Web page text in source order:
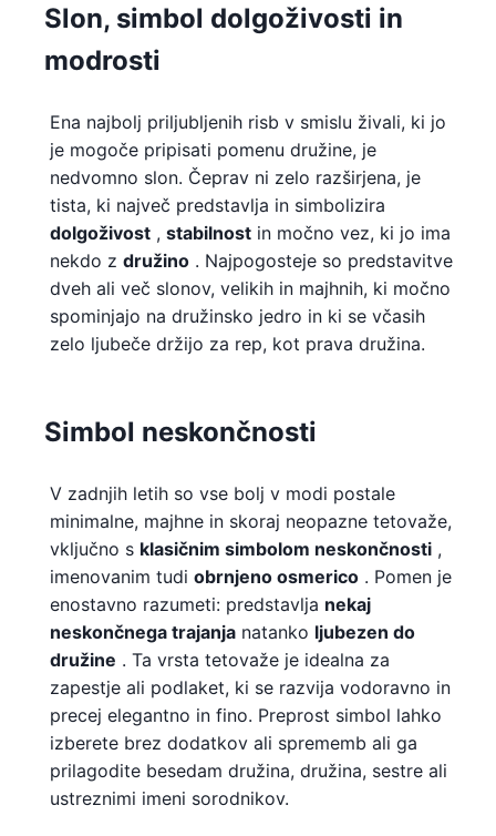
Slon, simbol dolgoživosti in
modrosti
Ena najbolj priljubljenih risb v smislu živali, ki jo
je mogoče pripisati pomenu družine, je
nedvomno slon. Čeprav ni zelo razširjena, je
tista, ki največ predstavlja in simbolizira
dolgoživost , stabilnost in močno vez, ki jo ima
nekdo z družino . Najpogosteje so predstavitve
dveh ali več slonov, velikih in majhnih, ki močno
spominjajo na družinsko jedro in ki se včasih
zelo ljubeče držijo za rep, kot prava družina.
Simbol neskončnosti
V zadnjih letih so vse bolj v modi postale
minimalne, majhne in skoraj neopazne tetovaže,
vključno s klasičnim simbolom neskončnosti ,
imenovanim tudi obrnjeno osmerico . Pomen je
enostavno razumeti: predstavlja nekaj
neskončnega trajanja natanko ljubezen do
družine . Ta vrsta tetovaže je idealna za
zapestje ali podlaket, ki se razvija vodoravno in
precej elegantno in fino. Preprost simbol lahko
izberete brez dodatkov ali sprememb ali ga
prilagodite besedam družina, družina, sestre ali
ustreznimi imeni sorodnikov.